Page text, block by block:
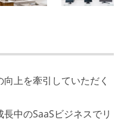
上を牽引していただく
中のSaaSビジネスでリ